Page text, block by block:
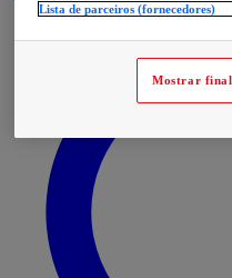
Lista de parceiros (fornecedores)
Mostrar